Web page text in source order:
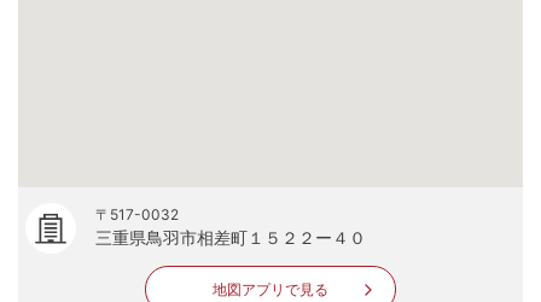
〒517-0032
三重県鳥羽市相差町１５２２ー４０
地図アプリで見る